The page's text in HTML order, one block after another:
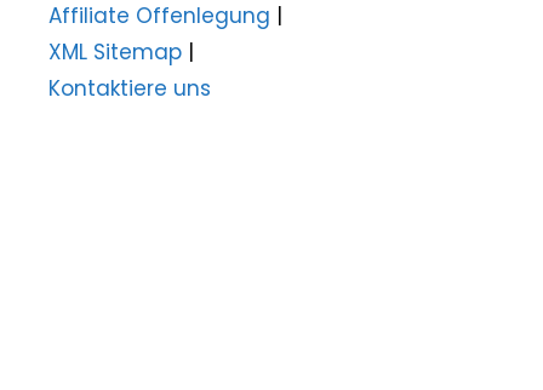
Affiliate Offenlegung |
XML Sitemap |
Kontaktiere uns